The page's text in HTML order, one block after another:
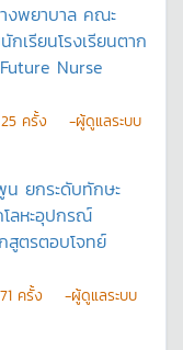
งพยาบาล คณะ
เรียนโรงเรียนตาก
Nurse
25 ครั้ง
-ผู้ดูแลระบบ
ยกระดับทักษะ
โลหะอุปกรณ์
ตรตอบโจทย์
71 ครั้ง
-ผู้ดูแลระบบ